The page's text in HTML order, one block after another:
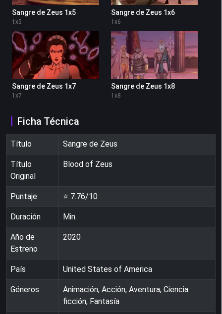
Sangre de Zeus 1x5
1 x5
Sangre de Zeus 1x6
1 x6
Sangre de Zeus 1x7
1 x7
Sangre de Zeus 1x8
1 x8
Ficha Técnica
Título Sangre de Zeus
Título
Original
Blood of Zeus
Puntaje ⭐ 7.76/10
Duración Min.
Año de
Estreno
2020
País United States of America
Géneros
Animación, Acción, Aventura, Ciencia
ficción, Fantasía